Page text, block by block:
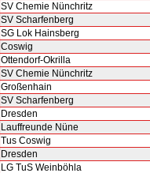
SV Chemie Nünchritz
SV Scharfenberg
SG Lok Hainsberg
Coswig
Ottendorf-Okrilla
SV Chemie Nünchritz
Großenhain
SV Scharfenberg
Dresden
Lauffreunde Nüne
Tus Coswig
Dresden
LG TuS Weinböhla